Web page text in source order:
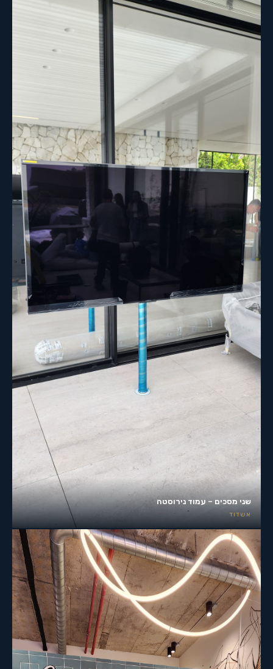
שני מסכים – עמוד נירוסטה
אשדוד